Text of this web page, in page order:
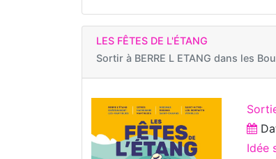
LES FÊTES DE L'ÉTANG
Sortir à BERRE L ETANG dans les
Idée